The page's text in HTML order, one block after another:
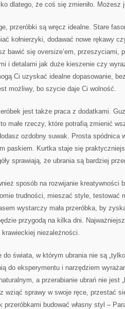
dlatego, że coś się zmieniło. Możesz
przeróbki są wręcz idealne. Stare
kołnierzyki, dodawać nowe rękawy
bawić się oversize’em, przeszyciami,
i detalami jak duże kieszenie czy
Ci uzyskać idealne dopasowanie,
możliwy, bo szycie daje Ci wolność.
jest także praca z dodatkami.
małe rzeczy, które potrafią zmienić
ozdobny suwak. Prosta spódnica
paskiem. Kurtka staje się
sprawiają, że ubrania są bardziej
sposób na rozwijanie kreatywności
trudności, mieszać style, testować
wystarczy mała przeróbka, by
przygodą na kilka dni.
krawieckiej niezależności.
świata, w którym ubrania nie są
do eksperymentu i narzędziem
a przerabianie ubrań nie jest
wziąć sprawy w swoje ręce, przestać
budować własny styl –